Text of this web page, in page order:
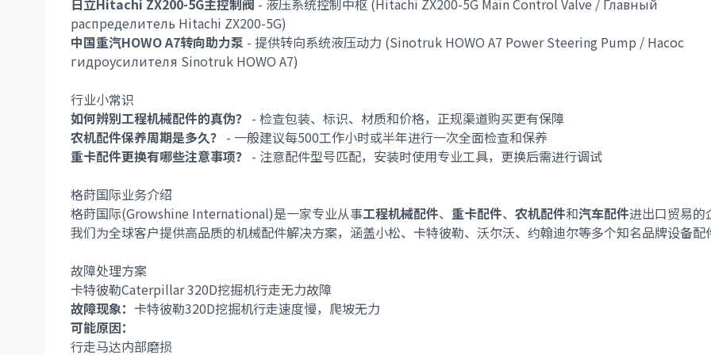
распределитель Hitachi ZX200-5G)
中国重汽HOWO A7转向助力泵 - 提供转向系统液压动力 (Sinotruk HOWO A7 Power Steering Pump / Насос
гидроусилителя Sinotruk HOWO A7)
行业小常识
如何辨别工程机械配件的真伪？ - 检查包装、标识、材质和价格，正规渠道购买更有保障
农机配件保养周期是多久？ - 一般建议每500工作小时或半年进行一次全面检查和保养
重卡配件更换有哪些注意事项？ - 注意配件型号匹配，安装时使用专业工具，更换后需进行调试
格莳国际业务介绍
格莳国际(Growshine International)是一家专业从事工程机械配件、 重卡配件、 农机配件和汽车配件进出口贸易的
我们为全球客户提供高品质的机械配件解决方案，涵盖小松、卡特彼勒、沃尔沃、约翰迪尔等多个知名品牌设备配
故障处理方案
卡特彼勒Caterpillar 320D挖掘机行走无力故障
故障现象： 卡特彼勒320D挖掘机行走速度慢，爬坡无力
可能原因：
行走马达内部磨损